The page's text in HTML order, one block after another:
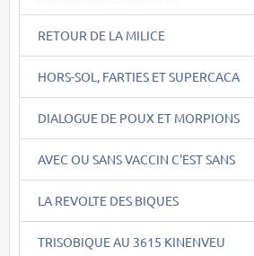
RETOUR DE LA MILICE
HORS-SOL, FARTIES ET SUPERCACA
DIALOGUE DE POUX ET MORPIONS
AVEC OU SANS VACCIN C'EST SANS
LA REVOLTE DES BIQUES
TRISOBIQUE AU 3615 KINENVEU